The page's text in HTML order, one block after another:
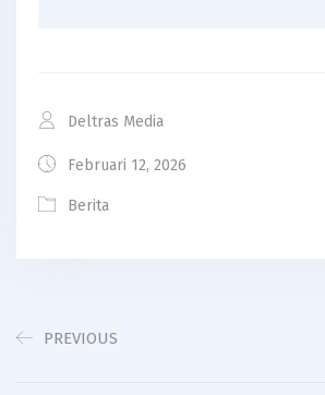
Deltras Media
Februari 12, 2026
Berita
PREVIOUS